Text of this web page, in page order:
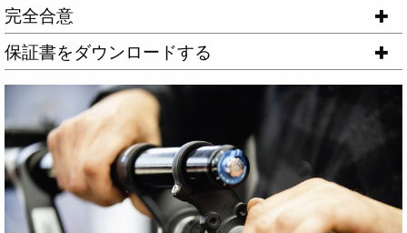
完全合意
保証書をダウンロードする